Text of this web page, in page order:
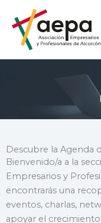
contenido
Descubre la Agenda
Bienvenido/a a la
Empresarios y
encontrarás una
eventos, charlas,
apoyar el